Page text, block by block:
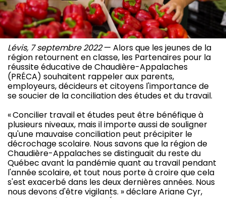
Lévis, 7 septembre 2022— Alors que les jeunes de la
région retournent en classe, les Partenaires pour la
réussite éducative de Chaudière-Appalaches
(PRÉCA) souhaitent rappeler aux parents,
employeurs, décideurs et citoyens l'importance de
se soucier de la conciliation des études et du travail.
« Concilier travail et études peut être bénéfique à
plusieurs niveaux, mais il importe aussi de souligner
qu'une mauvaise conciliation peut précipiter le
décrochage scolaire. Nous savons que la région de
Chaudière-Appalaches se distinguait du reste du
Québec avant la pandémie quant au travail pendant
l'année scolaire, et tout nous porte à croire que cela
s'est exacerbé dans les deux dernières années. Nous
nous devons d'être vigilants. » déclare Ariane Cyr,